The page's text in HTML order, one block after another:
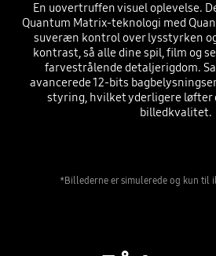
En uovertruffen visuel oplevelse.
Quantum Matrix-teknologi med
suveræn kontrol over lysstyrken
kontrast, så alle dine spil, film og
farvestrålende detaljerigdom.
avancerede 12-bits
styring, hvilket yderligere løfter
billedkvalitet.
*Billederne er simulerede og kun til